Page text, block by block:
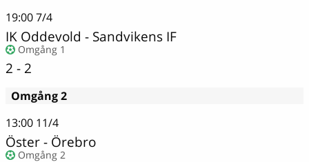
19:007/4
IK Oddevold - Sandvikens IF
Omgång 1
2 - 2
Omgång 2
13:00 11/4
Öster - Örebro
Omgång 2